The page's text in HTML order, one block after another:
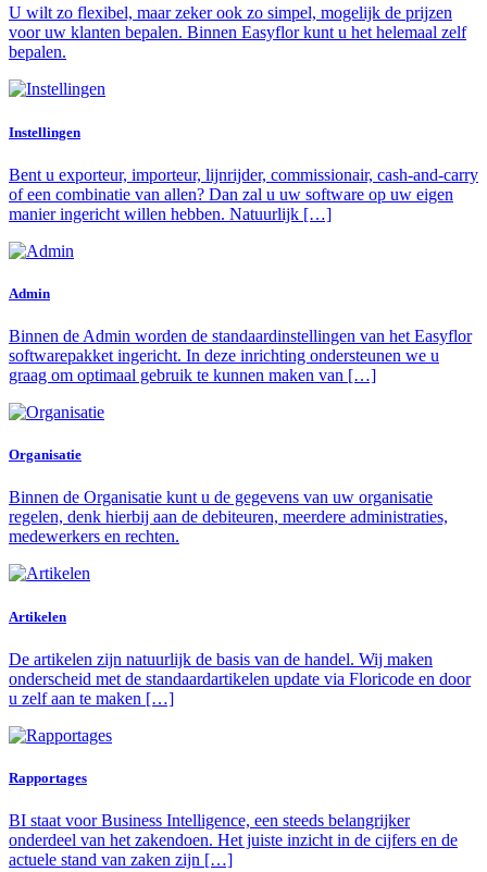
U wilt zo flexibel, maar zeker ook zo simpel, mogelijk de prijzen
voor uw klanten bepalen. Binnen Easyflor kunt u het helemaal zelf
bepalen.
Instellingen
Bent u exporteur, importeur, lijnrijder, commissionair, cash-and-carry
of een combinatie van allen? Dan zal u uw software op uw eigen
manier ingericht willen hebben. Natuurlijk […]
Admin
Binnen de Admin worden de standaardinstellingen van het Easyflor
softwarepakket ingericht. In deze inrichting ondersteunen we u
graag om optimaal gebruik te kunnen maken van […]
Organisatie
Binnen de Organisatie kunt u de gegevens van uw organisatie
regelen, denk hierbij aan de debiteuren, meerdere administraties,
medewerkers en rechten.
Artikelen
De artikelen zijn natuurlijk de basis van de handel. Wij maken
onderscheid met de standaardartikelen update via Floricode en door
u zelf aan te maken […]
Rapportages
BI staat voor Business Intelligence, een steeds belangrijker
onderdeel van het zakendoen. Het juiste inzicht in de cijfers en de
actuele stand van zaken zijn […]